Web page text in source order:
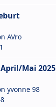
AVro
Mai 2025
yvonne 98